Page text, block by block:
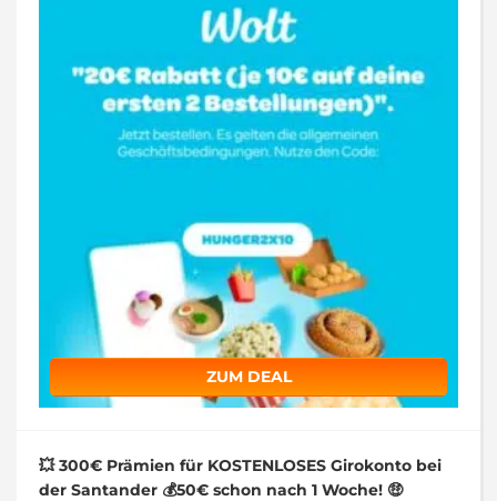
ZUM DEAL
💥 300€ Prämien für KOSTENLOSES Girokonto bei
der Santander 💰50€ schon nach 1 Woche! 🤑